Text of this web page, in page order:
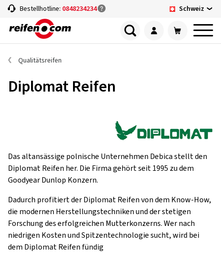
Bestellhotline: 0848234234 Schweiz
Qualitätsreifen
Diplomat Reifen
Das altansässige polnische Unternehmen Debica stellt den
Diplomat Reifen her. Die Firma gehört seit 1995 zu dem
Goodyear Dunlop Konzern.
Dadurch profitiert der Diplomat Reifen von dem Know-How,
die modernen Herstellungstechniken und der stetigen
Forschung des erfolgreichen Mutterkonzerns. Wer nach
niedrigen Kosten und Spitzentechnologie sucht, wird bei
dem Diplomat Reifen fündig